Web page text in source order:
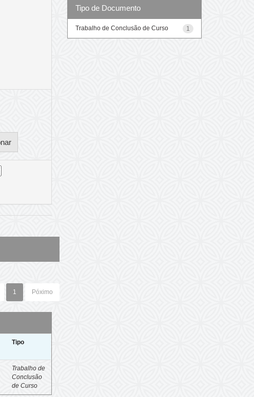
1 Póximo
Tipo
Trabalho de
Conclusão
de Curso
Tipo de Documento
1
Trabalho de Conclusão de Curso